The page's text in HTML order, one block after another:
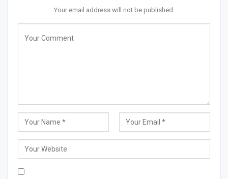
Your email address will not be published.